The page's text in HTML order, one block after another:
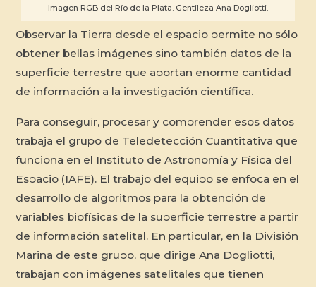
Imagen RGB del Río de la Plata. Gentileza Ana Dogliotti.
Observar la Tierra desde el espacio permite no sólo
obtener bellas imágenes sino también datos de la
superficie terrestre que aportan enorme cantidad
de información a la investigación científica.
Para conseguir, procesar y comprender esos datos
trabaja el grupo de Teledetección Cuantitativa que
funciona en el Instituto de Astronomía y Física del
Espacio (IAFE). El trabajo del equipo se enfoca en el
desarrollo de algoritmos para la obtención de
variables biofísicas de la superficie terrestre a partir
de información satelital. En particular, en la División
Marina de este grupo, que dirige Ana Dogliotti,
trabajan con imágenes satelitales que tienen